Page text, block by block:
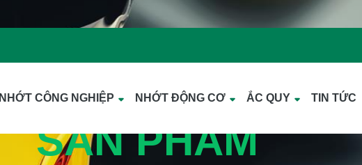
NHỚT CÔNG NGHIỆP NHỚT ĐỘNG CƠ ẮC QUY TIN TỨC
SẢN PHẨM